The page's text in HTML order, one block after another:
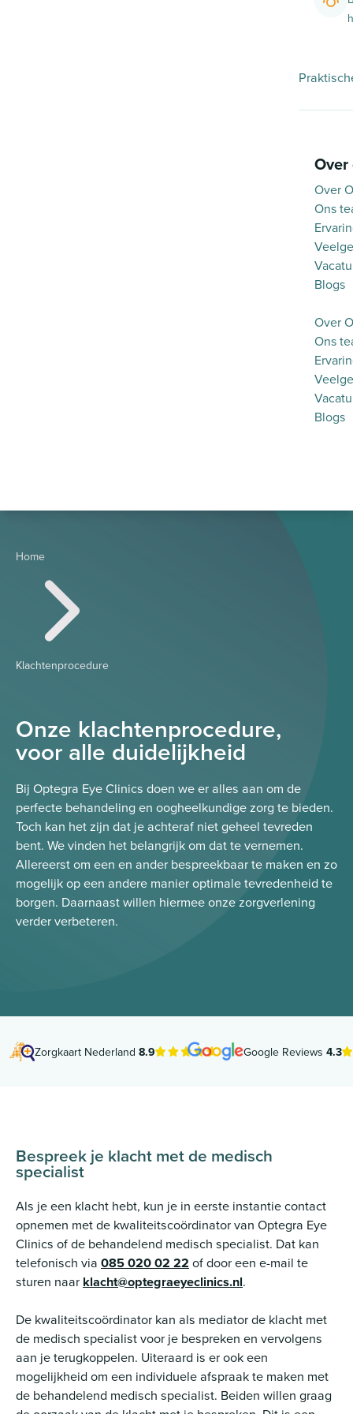
Over
Ons
Blogs
Over
Ons
Blogs
Home
Klachtenprocedure
Onze klachtenprocedure,
voor alle duidelijkheid
Bij Optegra Eye Clinics doen we er alles aan om de
perfecte behandeling en oogheelkundige zorg te bieden.
Toch kan het zijn dat je achteraf niet geheel tevreden
bent. We vinden het belangrijk om dat te vernemen.
Allereerst om een en ander bespreekbaar te maken en zo
mogelijk op een andere manier optimale tevredenheid te
borgen. Daarnaast willen hiermee onze zorgverlening
verder verbeteren.
Zorgkaart Nederland8.9 Google Reviews 4.3
Bespreek je klacht met de medisch
specialist
Als je een klacht hebt, kun je in eerste instantie contact
opnemen met de kwaliteitscoördinator van Optegra Eye
Clinics of de behandelend medisch specialist. Dat kan
telefonisch via 085 020 02 22 of door een e-mail te
sturen naar klacht@optegraeyeclinics.nl.
De kwaliteitscoördinator kan als mediator de klacht met
de medisch specialist voor je bespreken en vervolgens
aan je terugkoppelen. Uiteraard is er ook een
mogelijkheid om een individuele afspraak te maken met
de behandelend medisch specialist. Beiden willen graag